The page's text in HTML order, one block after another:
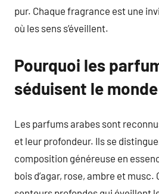
pur. Chaque fragrance est une
où les sens s’éveillent.
Pourquoi les
séduisent le monde
Les parfums arabes sont
et leur profondeur. Ils se
composition généreuse en
bois d’agar, rose, ambre et